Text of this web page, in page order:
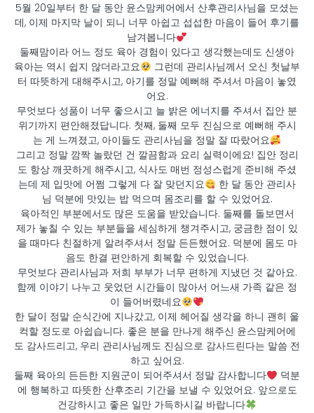
5월 20일부터 한 달 동안 윤스맘케어에서 산후관리사님을 모셨는
데, 이제 마지막 날이 되니 너무 아쉽고 섭섭한 마음이 들어 후기를
남겨봅니다
둘째맘이라 어느 정도 육아 경험이 있다고 생각했는데도 신생아
육아는 역시 쉽지 않더라고요
그런데 관리사님께서 오신 첫날부
터 따뜻하게 대해주시고, 아기를 정말 예뻐해 주셔서 마음이 놓였
어요.
무엇보다 성품이 너무 좋으시고 늘 밝은 에너지를 주셔서 집안 분
위기까지 편안해졌답니다. 첫째, 둘째 모두 진심으로 예뻐해 주시
는 게 느껴졌고, 아이들도 관리사님을 정말 잘 따랐어요
그리고 정말 깜짝 놀랐던 건 깔끔함과 요리 실력이에요! 집안 정리
도 항상 깨끗하게 해주시고, 식사도 매번 정성스럽게 준비해 주셨
는데 제 입맛에 어쩜 그렇게 다 잘 맞던지요
한 달 동안 관리사
님 덕분에 맛있는 밥 먹으며 몸조리를 할 수 있었어요.
육아적인 부분에서도 많은 도움을 받았습니다. 둘째를 돌보면서
제가 놓칠 수 있는 부분들을 세심하게 챙겨주시고, 궁금한 점이 있
을 때마다 친절하게 알려주셔서 정말 든든했어요. 덕분에 몸도 마
음도 한결 편안하게 회복할 수 있었습니다.
무엇보다 관리사님과 저희 부부가 너무 편하게 지냈던 것 같아요.
함께 이야기 나누고 웃었던 시간들이 많아서 어느새 가족 같은 정
이 들어버렸네요
한 달이 정말 순식간에 지나갔고, 이제 헤어질 생각을 하니 괜히 울
컥할 정도로 아쉽습니다. 좋은 분을 만나게 해주신 윤스맘케어에
도 감사드리고, 우리 관리사님께도 진심으로 감사드린다는 말씀 전
하고 싶어요.
둘째 육아의 든든한 지원군이 되어주셔서 정말 감사합니다
덕분
에 행복하고 따뜻한 산후조리 기간을 보낼 수 있었어요. 앞으로도
건강하시고 좋은 일만 가득하시길 바랍니다